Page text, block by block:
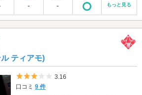
-
-
もっと見る
ティアモ)
5つ星のうち3
3.16
口コミ9 件